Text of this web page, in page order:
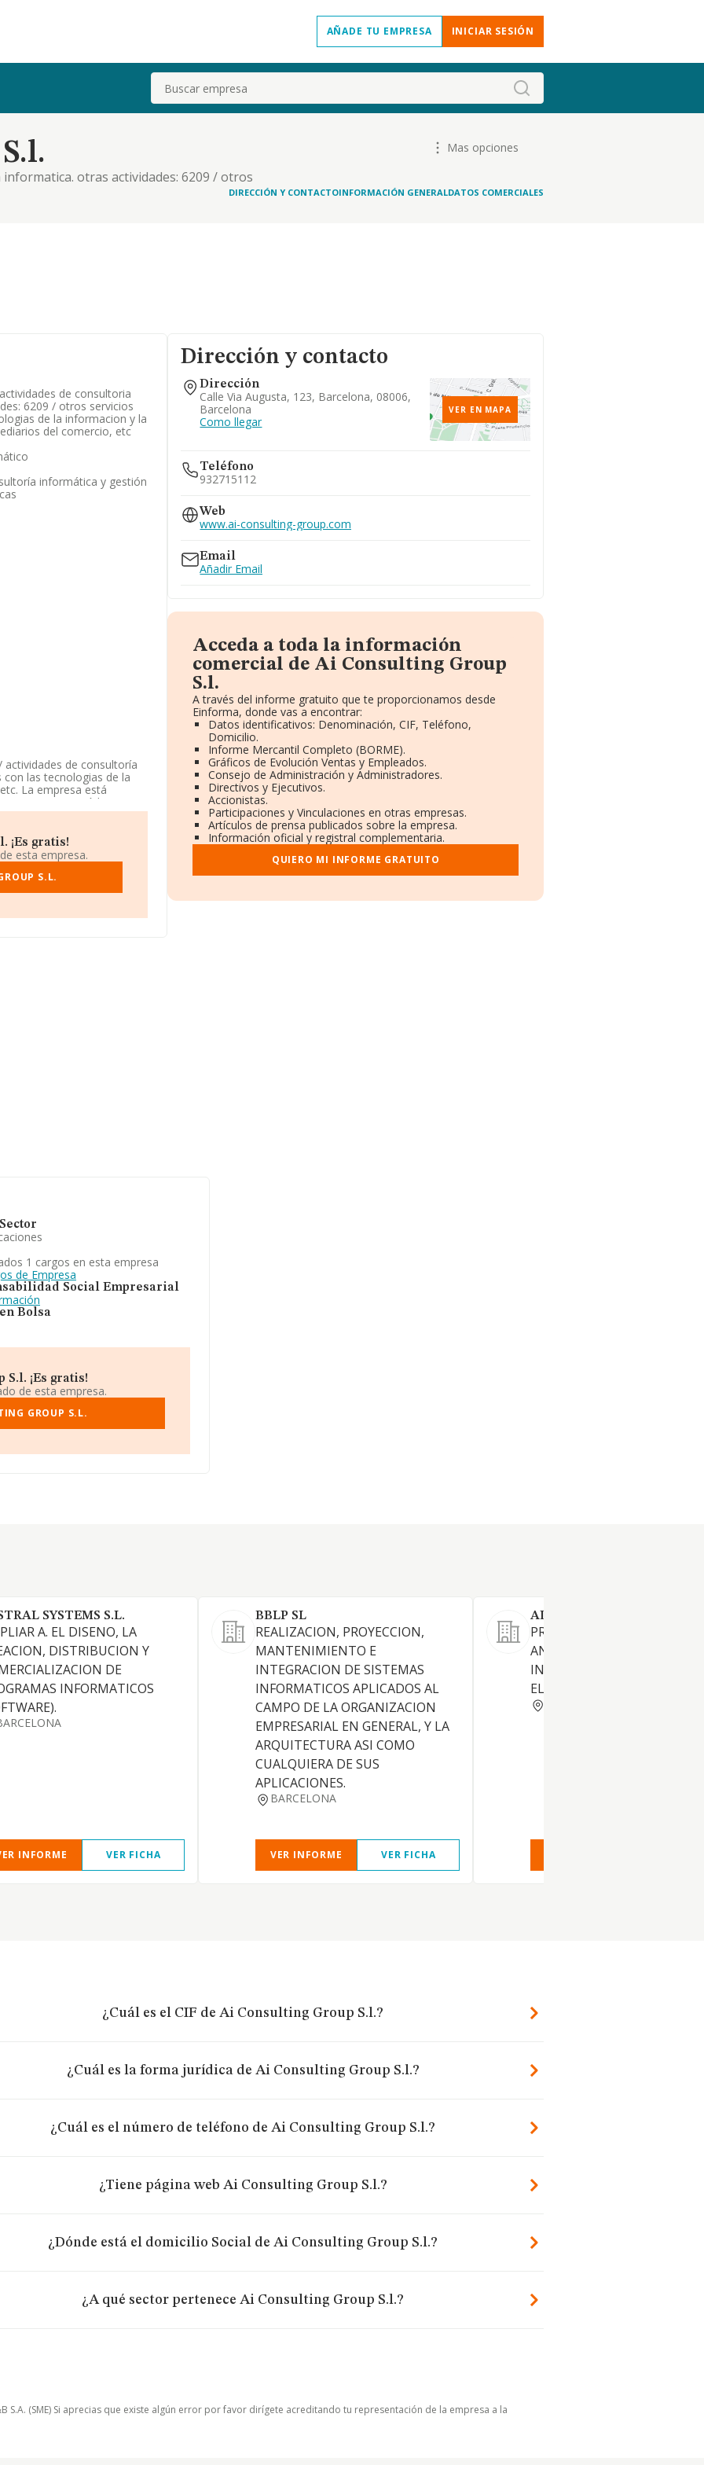
AÑADE TU EMPRESA INICIAR SESIÓN
Buscar
otras actividades: 6209 / otros
y la informatica. 4618 / intermediarios del
Mas opciones
DIRECCIÓN Y CONTACTOINFORMACIÓN GENERALDATOS COMERCIALES
de consultoria
6209 / otros servicios
de la informacion y la
del comercio, etc
informática y gestión
actividades de consultoría
las tecnologias de la
La empresa está
'%cnae%', código 6220.
.
encuentra en Calle Via
un promedio de
¡Es gratis!
esta empresa.
S.L.
Dirección y contacto
Dirección
Calle Via Augusta, 123, Barcelona, 08006,
Barcelona
Como llegar
VER EN MAPA
Teléfono
932715112
Web
www.ai-consulting-group.com
Email
Añadir Email
Acceda a toda la información
comercial de Ai Consulting Group
S.l.
A través del informe gratuito que te proporcionamos desde
Einforma, donde vas a encontrar:
Datos identificativos: Denominación, CIF, Teléfono,
Domicilio.
Informe Mercantil Completo (BORME).
Gráficos de Evolución Ventas y Empleados.
Consejo de Administración y Administradores.
Directivos y Ejecutivos.
Accionistas.
Participaciones y Vinculaciones en otras empresas.
Artículos de prensa publicados sobre la empresa.
Información oficial y registral complementaria.
QUIERO MI INFORME GRATUITO
1 cargos en esta empresa
de Empresa
Social Empresarial
Bolsa
¡Es gratis!
de esta empresa.
GROUP S.L.
SYSTEMS S.L.
A. EL DISENO, LA
DISTRIBUCION Y
DE
INFORMATICOS
INFORME VER FICHA
BBLP SL
REALIZACION, PROYECCION,
MANTENIMIENTO E
INTEGRACION DE SISTEMAS
INFORMATICOS APLICADOS AL
CAMPO DE LA ORGANIZACION
EMPRESARIAL EN GENERAL, Y LA
ARQUITECTURA ASI COMO
CUALQUIERA DE SUS
APLICACIONES.
BARCELONA
VER INFORME VER FICHA
ADDIKTIVE GAMES SL.
PROGRAMACION, CREACION
ANALISIS DE PROGRAMAS
INFORMATICOS Y JUEGOS
ELECTRONICOS
¿Cuál es el CIF de Ai Consulting Group S.l.?
¿Cuál es la forma jurídica de Ai Consulting Group S.l.?
¿Cuál es el número de teléfono de Ai Consulting Group S.l.?
¿Tiene página web Ai Consulting Group S.l.?
¿Dónde está el domicilio Social de Ai Consulting Group S.l.?
¿A qué sector pertenece Ai Consulting Group S.l.?
(SME) Si aprecias que existe algún error por favor dirígete acreditando tu representación de la empresa a la